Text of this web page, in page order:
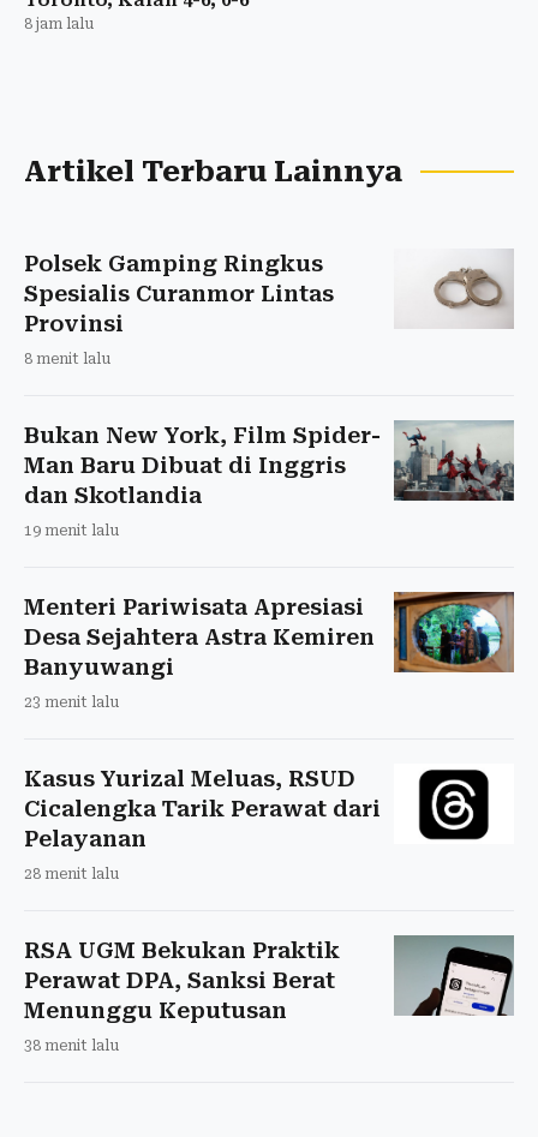
8 jam lalu
Artikel Terbaru Lainnya
Polsek Gamping Ringkus
Spesialis Curanmor Lintas
Provinsi
8 menit lalu
Bukan New York, Film Spider-
Man Baru Dibuat di Inggris
dan Skotlandia
19 menit lalu
Menteri Pariwisata Apresiasi
Desa Sejahtera Astra Kemiren
Banyuwangi
23 menit lalu
Kasus Yurizal Meluas, RSUD
Cicalengka Tarik Perawat dari
Pelayanan
28 menit lalu
RSA UGM Bekukan Praktik
Perawat DPA, Sanksi Berat
Menunggu Keputusan
38 menit lalu